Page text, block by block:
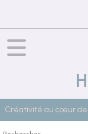
Créativité au cœur de